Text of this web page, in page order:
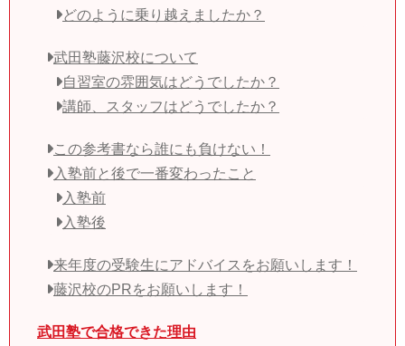
どのように乗り越えましたか？
武田塾藤沢校について
自習室の雰囲気はどうでしたか？
講師、スタッフはどうでしたか？
この参考書なら誰にも負けない！
入塾前と後で一番変わったこと
入塾前
入塾後
来年度の受験生にアドバイスをお願いします！
藤沢校のPRをお願いします！
武田塾で合格できた理由